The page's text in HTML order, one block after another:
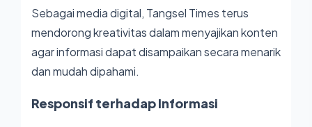
Sebagai media digital, Tangsel Times terus
mendorong kreativitas dalam menyajikan konten
agar informasi dapat disampaikan secara menarik
dan mudah dipahami.
Responsif terhadap Informasi